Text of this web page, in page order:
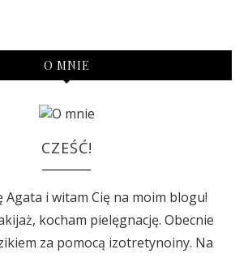
O MNIE
CZEŚĆ!
Agata i witam Cię na moim blogu!
kocham pielęgnację. Obecnie
za pomocą izotretynoiny. Na